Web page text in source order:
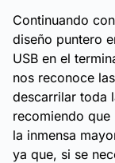
Continuando
diseño puntero
USB en el
nos reconoce
descarrilar toda
recomiendo
la inmensa
ya que, si se